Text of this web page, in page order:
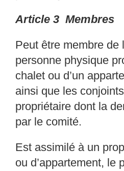
Article 3 Membres
Peut être membre de
personne physique
chalet ou d’un
ainsi que les
propriétaire dont la
par le comité.
Est assimilé à un
ou d’appartement, le